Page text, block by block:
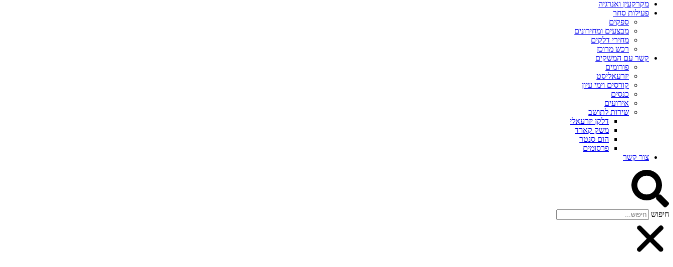
מקרקעין ואנרגיה
פעילות סחר
ספקים
מבצעים ומחירונים
מחירי דלקים
רכש מרוכז
קשר עם המשקים
פורומים
יזרעאליסט
קורסים וימי עיון
כנסים
אירועים
שירות לתושב
דלקן יזרעאלי
משק קארד
הום סנטר
פרסומים
צור קשר
חיפוש